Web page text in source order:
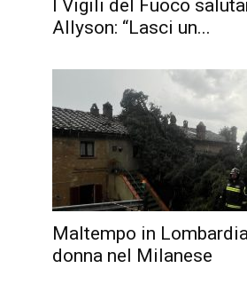
I Vigili del Fuoco
Allyson: “Lasci un...
Maltempo in
donna nel Milanese